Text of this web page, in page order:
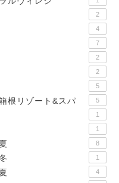
2
4
7
2
2
5
根リゾート&スパ 5
1
1
8
1
4